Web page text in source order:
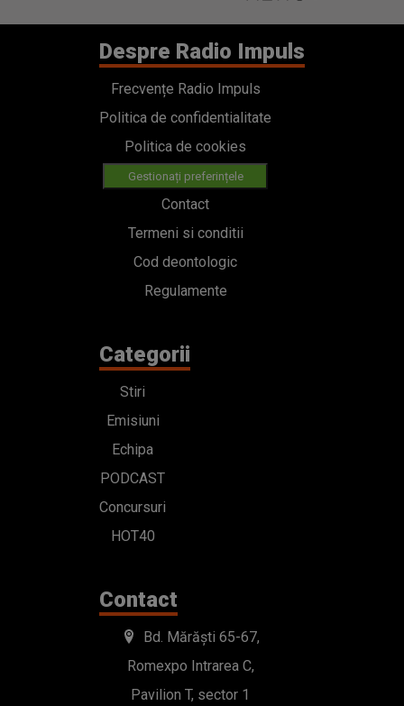
Despre Radio Impuls
Frecvențe Radio Impuls
Politica de confidentialitate
Politica de cookies
Gestionați preferințele
Contact
Termeni si conditii
Cod deontologic
Regulamente
Categorii
Stiri
Emisiuni
Echipa
PODCAST
Concursuri
HOT40
Contact
Bd. Mărăști 65-67,
Romexpo Intrarea C,
Pavilion T, sector 1